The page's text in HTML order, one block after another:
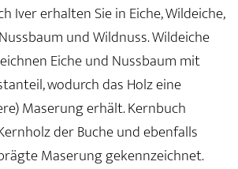
Iver erhalten Sie in Eiche, Wildeiche,
und Wildnuss. Wildeiche
Eiche und Nussbaum mit
wodurch das Holz eine
Maserung erhält. Kernbuch
der Buche und ebenfalls
Maserung gekennzeichnet.